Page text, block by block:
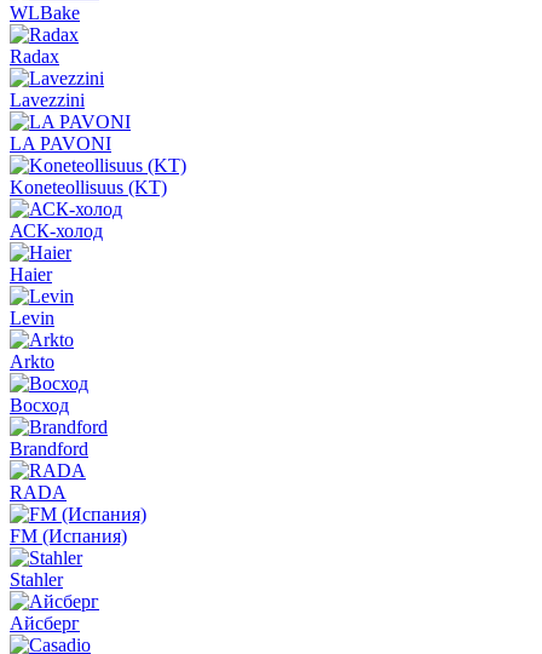
WLBake
Radax
Lavezzini
LA PAVONI
Koneteollisuus (KT)
АСК-холод
Haier
Levin
Arkto
Восход
Brandford
RADA
FM (Испания)
Stahler
Айсберг